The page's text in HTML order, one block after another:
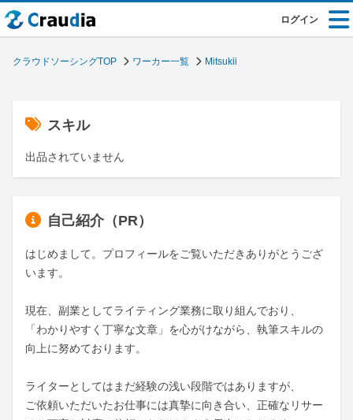
ログイン
クラウドソーシングTOP ワーカー一覧 Mitsukii
スキル
出品されていません
自己紹介（PR）
はじめまして。プロフィールをご覧いただきありがとうござ
います。
現在、副業としてライティング業務に取り組んでおり、
「わかりやすく丁寧な文章」を心がけながら、執筆スキルの
向上に努めております。
ライターとしてはまだ経験の浅い段階ではありますが、
ご依頼いただいたお仕事には真摯に向き合い、正確なリサー